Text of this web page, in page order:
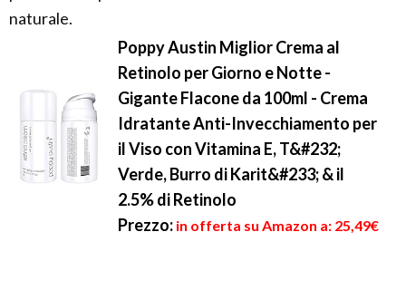
naturale.
Poppy Austin Miglior Crema al
Retinolo per Giorno e Notte -
Gigante Flacone da 100ml - Crema
Idratante Anti-Invecchiamento per
il Viso con Vitamina E, T&#232;
Verde, Burro di Karit&#233; & il
2.5% di Retinolo
Prezzo: in offerta su Amazon a: 25,49€